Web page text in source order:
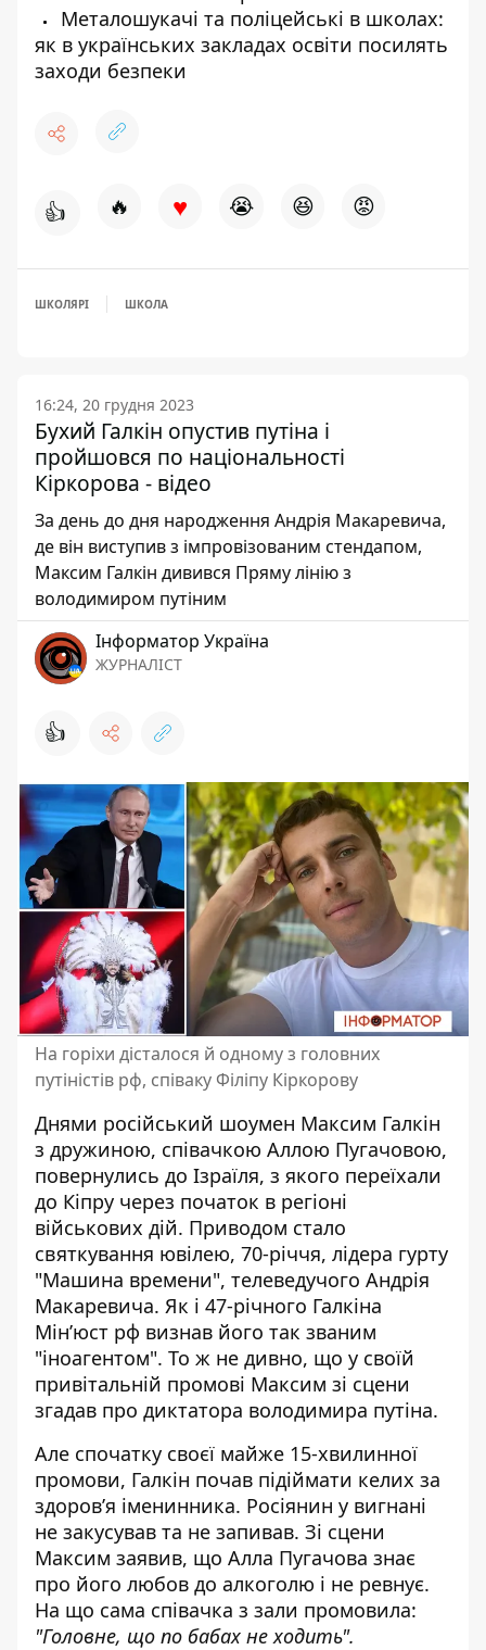
Металошукачі та поліцейські в школах:
як в українських закладах освіти посилять
заходи безпеки
👍 🔥 ♥ 😭 😆 😡
ШКОЛЯРІ ШКОЛА
16:24, 20 грудня 2023
Бухий Галкін опустив путіна і
пройшовся по національності
Кіркорова - відео
За день до дня народження Андрія Макаревича,
де він виступив з імпровізованим стендапом,
Максим Галкін дивився Пряму лінію з
володимиром путіним
Інформатор Україна
ЖУРНАЛІСТ
👍
На горіхи дісталося й одному з головних
путіністів рф, співаку Філіпу Кіркорову
Днями російський шоумен Максим Галкін
з дружиною, співачкою Аллою Пугачовою,
повернулись до Ізраїля, з якого переїхали
до Кіпру через початок в регіоні
військових дій. Приводом стало
святкування ювілею, 70-річчя, лідера гурту
"Машина времени", телеведучого Андрія
Макаревича. Як і 47-річного Галкіна
Мін’юст рф визнав його так званим
"іноагентом". То ж не дивно, що у своїй
привітальній промові Максим зі сцени
згадав про диктатора володимира путіна.
Але спочатку своєї майже 15-хвилинної
промови, Галкін почав підіймати келих за
здоров’я іменинника. Росіянин у вигнані
не закусував та не запивав. Зі сцени
Максим заявив, що Алла Пугачова знає
про його любов до алкоголю і не ревнує.
На що сама співачка з зали промовила:
"Головне, що по бабах не ходить".